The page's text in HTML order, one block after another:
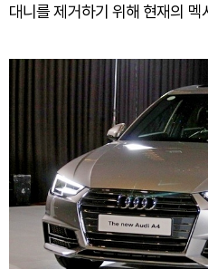
대니를 제거하기 위해 현재의 멕